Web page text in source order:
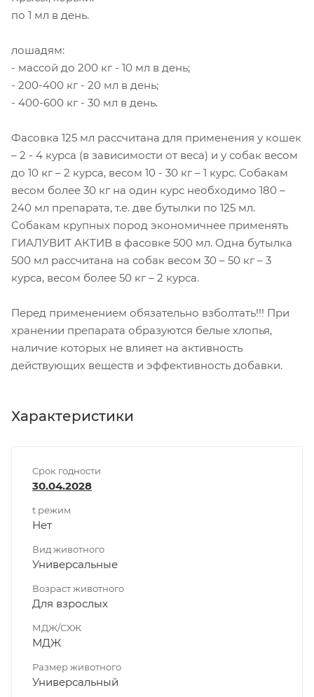
по 1 мл в день.
лошадям:
- массой до 200 кг - 10 мл в день;
- 200-400 кг - 20 мл в день;
- 400-600 кг - 30 мл в день.
Фасовка 125 мл рассчитана для применения у кошек
– 2 - 4 курса (в зависимости от веса) и у собак весом
до 10 кг – 2 курса, весом 10 - 30 кг – 1 курс. Собакам
весом более 30 кг на один курс необходимо 180 –
240 мл препарата, т.е. две бутылки по 125 мл.
Собакам крупных пород экономичнее применять
ГИАЛУВИТ АКТИВ в фасовке 500 мл. Одна бутылка
500 мл рассчитана на собак весом 30 – 50 кг – 3
курса, весом более 50 кг – 2 курса.
Перед применением обязательно взболтать!!! При
хранении препарата образуются белые хлопья,
наличие которых не влияет на активность
действующих веществ и эффективность добавки.
Характеристики
Срок годности
30.04.2028
t режим
Нет
Вид животного
Универсальные
Возраст животного
Для взрослых
МДЖ/СХЖ
МДЖ
Размер животного
Универсальный